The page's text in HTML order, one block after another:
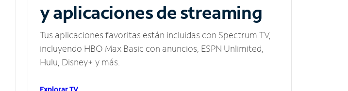
y aplicaciones de streaming
Tus aplicaciones favoritas están incluidas con Spectrum TV,
incluyendo HBO Max Basic con anuncios, ESPN Unlimited,
Hulu, Disney+ y más.